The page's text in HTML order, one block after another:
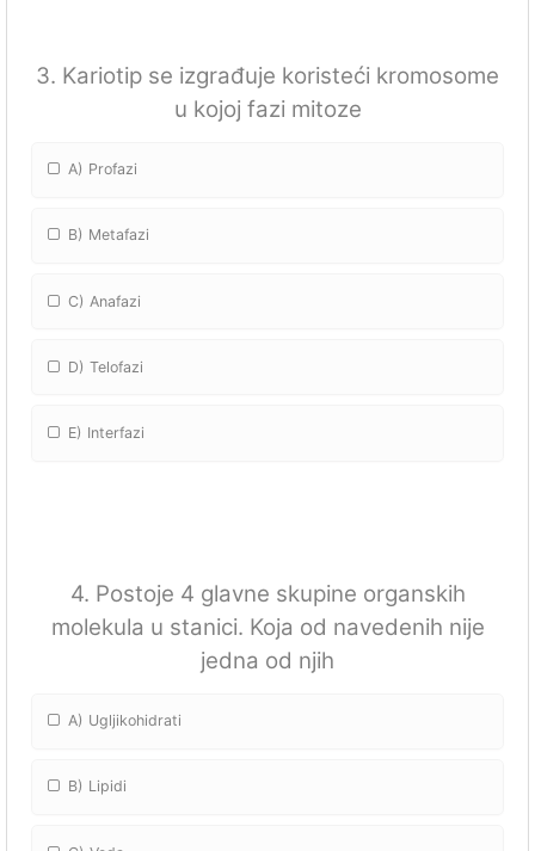
3. Kariotip se izgrađuje koristeći kromosome
u kojoj fazi mitoze
A) Profazi
B) Metafazi
C) Anafazi
D) Telofazi
E) Interfazi
4. Postoje 4 glavne skupine organskih
molekula u stanici. Koja od navedenih nije
jedna od njih
A) Ugljikohidrati
B) Lipidi